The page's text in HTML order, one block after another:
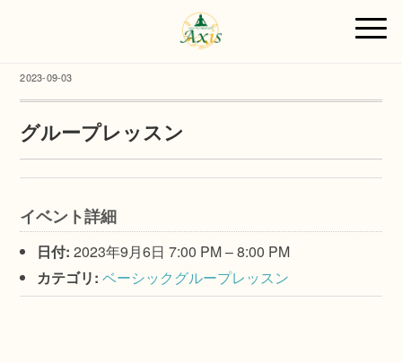
2023-09-03
グループレッスン
イベント詳細
日付: 2023年9月6日 7:00 PM–8:00 PM
カテゴリ: ベーシックグループレッスン